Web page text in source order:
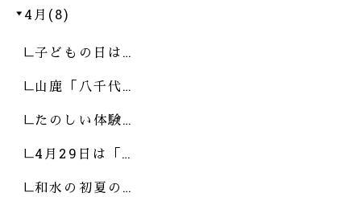
4月(8)
子どもの日は…
山鹿「八千代…
たのしい体験…
4月29日は「…
和水の初夏の…